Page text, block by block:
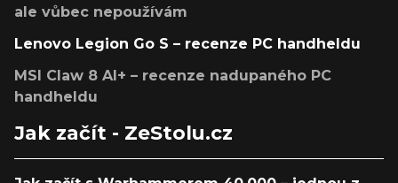
ale vůbec nepoužívám
Lenovo Legion Go S – recenze PC handheldu
MSI Claw 8 AI+ – recenze nadupaného PC
handheldu
Jak začít - ZeStolu.cz